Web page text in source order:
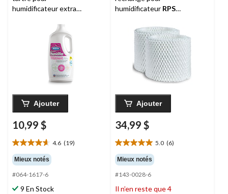
humidificateur extra
Humidi-TREAT, 946 mL
Ajouter
10,99 $
4.6 (19)
4.6
étoile(s)
sur
5.
19
Mieux notés
#064-1617-6
9 En Stock
humidificateur RPS
Ajouter
34,99 $
5.0 (6)
5.0
étoile(s)
sur
5.
6
Mieux notés
#143-0028-6
Il n’en reste que 4